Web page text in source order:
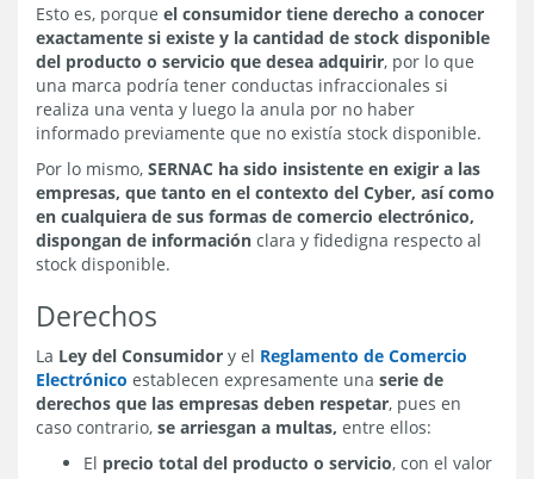
Esto es, porque el consumidor tiene derecho a conocer
exactamente si existe y la cantidad de stock disponible
del producto o servicio que desea adquirir, por lo que
una marca podría tener conductas infraccionales si
realiza una venta y luego la anula por no haber
informado previamente que no existía stock disponible.
Por lo mismo, SERNAC ha sido insistente en exigir a las
empresas, que tanto en el contexto del Cyber, así como
en cualquiera de sus formas de comercio electrónico,
dispongan de información clara y fidedigna respecto al
stock disponible.
Derechos
La Ley del Consumidor y el Reglamento de Comercio
Electrónico establecen expresamente una serie de
derechos que las empresas deben respetar, pues en
caso contrario, se arriesgan a multas, entre ellos:
El precio total del producto o servicio, con el valor